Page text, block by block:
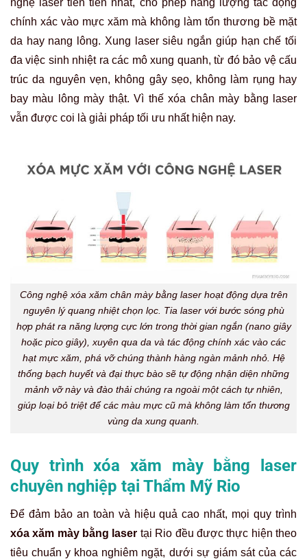
nghệ laser tiên tiến nhất, cho phép năng lượng tác động
chính xác vào mực xăm mà không làm tổn thương bề mặt
da hay nang lông. Xung laser siêu ngắn giúp hạn chế tối
đa việc sinh nhiệt ra các mô xung quanh, từ đó bảo vệ cấu
trúc da nguyên vẹn, không gây sẹo, không làm rụng hay
bay màu lông mày thật. Vì thếxóa chân mày bằng laser
vẫn được coi là giải pháp tối ưu nhất hiện nay.
Công nghệ xóa xăm chân mày bằng laser hoạt động dựa trên
nguyên lý quang nhiệt chọn lọc. Tia laser với bước sóng phù
hợp phát ra năng lượng cực lớn trong thời gian ngắn (nano giây
hoặc pico giây), xuyên qua da và tác động chính xác vào các
hạt mực xăm, phá vỡ chúng thành hàng ngàn mảnh nhỏ. Hệ
thống bạch huyết và đại thực bào sẽ tự động nhận diện những
mảnh vỡ này và đào thải chúng ra ngoài một cách tự nhiên,
giúp loại bỏ triệt để các màu mực cũ mà không làm tổn thương
vùng da xung quanh.
Quy trình xóa xăm mày bằng laser
chuyên nghiệp tại Thẩm Mỹ Rio
Để đảm bảo an toàn và hiệu quả cao nhất, mọi quy trình
xóa xăm mày bằng laser tại Rio đều được thực hiện theo
tiêu chuẩn y khoa nghiêm ngặt, dưới sự giám sát của các